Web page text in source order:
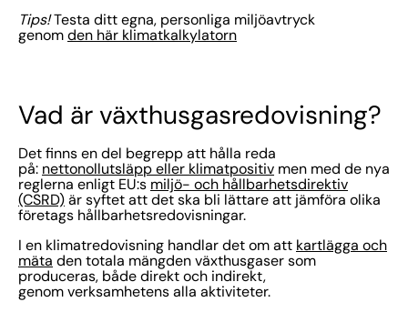
Tips!Testa ditt egna, personliga miljöavtryck
genom den här klimatkalkylatorn
Vad är växthusgasredovisning?
Det finns en del begrepp att hålla reda
på: nettonollutsläpp eller klimatpositiv men med de nya
reglerna enligt EU:s miljö- och hållbarhetsdirektiv
(CSRD) är syftet att det ska bli lättare att jämföra olika
företags hållbarhetsredovisningar.
I en klimatredovisning handlar det om att kartlägga och
mäta den totala mängden växthusgaser som
produceras, både direkt och indirekt,
genom verksamhetens alla aktiviteter.